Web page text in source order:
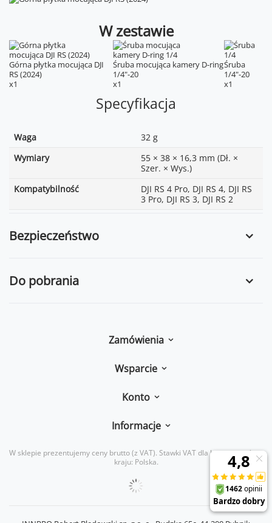
W zestawie
Górna płytka mocująca DJI
RS (2024)
x1
Śruba mocująca kamery D-ring
1/4"-20
x1
Śruba
1/4"-20
x1
Specyfikacja
Waga
32 g
Wymiary
55 × 38 × 16,3 mm (Dł. ×
Szer. × Wys.)
Kompatybilność
DJI RS 4 Pro, DJI RS 4, DJI RS
3 Pro, DJI RS 3, DJI RS 2
Bezpieczeństwo
Do pobrania
Zamówienia
Wsparcie
Konto
Informacje
W sklepie prezentujemy ceny brutto (z VAT). Stawki VAT dla konsumentów z
kraju: Polska.